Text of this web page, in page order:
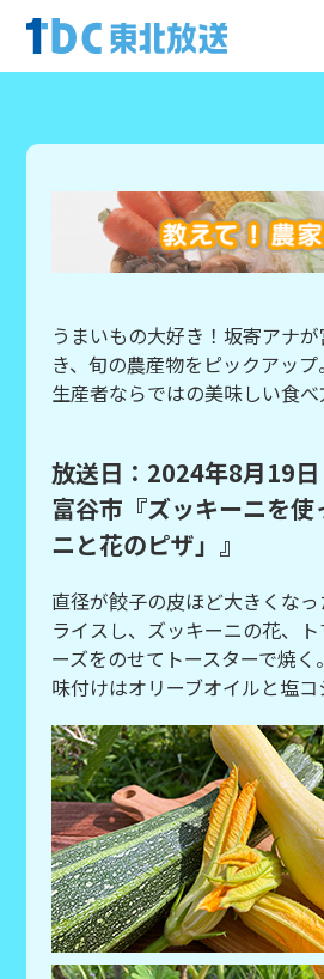
うまいもの大好き！坂寄アナ
き、旬の農産物をピックアップ。
生産者ならではの美味しい食べ
放送日：2024年8月19日
富谷市『ズッキーニを
ニと花のピザ」』
直径が餃子の皮ほど大きくな
ライスし、ズッキーニの花、
ーズをのせてトースターで焼く。
味付けはオリーブオイルと塩コ